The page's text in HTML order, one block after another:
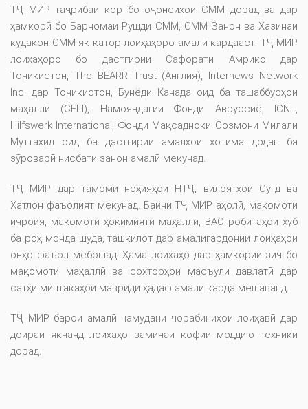
ТҶ МИР таҷрибаи кор бо оҷонсиҳои СММ дорад ва дар
ҳамкорӣ бо Барномаи Рушди СММ, СММ Занон ва Хазинаи
кудакон СММ як қатор лоиҳаҳоро амалӣ кардааст. ТҶ МИР
лоиҳаҳоро бо дастгирии Сафорати Амрико дар
Тоҷикистон, The BEARR Trust (Англия), Internews Network
Inc. дар Тоҷикистон, Бунёди Канада оид ба ташаббусҳои
маҳаллӣ (CFLI), Намояндагии Фонди Авруосиё, ICNL,
Hilfswerk International, Фонди Мақсадноки Созмони Милали
Муттаҳид оид ба дастгирии амалҳои хотима додан ба
зӯроварӣ нисбати занон амалӣ мекунад.
ТҶ МИР дар тамоми ноҳияҳои НТҶ, вилоятҳои Суғд ва
Хатлон фаъолият мекунад. Байни ТҶ МИР аҳолӣ, мақомоти
иҷроия, мақомоти ҳокимияти маҳаллӣ, ВАО робитаҳои хуб
ба роҳ монда шуда, ташкилот дар амалигардонии лоиҳаҳои
онҳо фаъол мебошад. Ҳама лоиҳаҳо дар ҳамкории зич бо
мақомоти маҳаллӣ ва сохторҳои масъули давлатӣ дар
сатҳи минтақаҳои мавриди ҳадаф амалӣ карда мешаванд.
ТҶ МИР барои амалӣ намудани чорабиниҳои лоиҳавӣ дар
доираи якчанд лоиҳаҳо заминаи кофии моддию техникӣ
дорад.